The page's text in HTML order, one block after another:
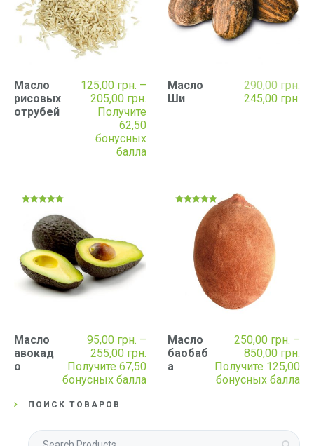
Масло
рисовых
отрубей
125,00 грн. –
205,00 грн. Диапазон
125,00 грн.
–
205,00 грн.
Получите
62,50
бонусных
балла
Масло
Ши
290,00грн.
245,00 грн.
из 5
Масло
авокад
о
95,00 грн. –
255,00 грн. Диапазон
цен:
95,00 грн.
255,00 грн.
Получите 67,50
бонусных балла
Масло
баобаб
а
250,00 грн. –
850,00 грн.
Получите 125,00
бонусных балла
ПОИСК ТОВАРОВ
Искать: